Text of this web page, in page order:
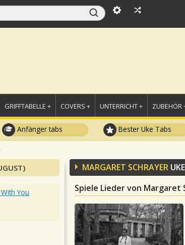
GRIFFTABELLE + COVERS + UNTERRICHT + ZUBEHÖR
Anfänger tabs Bester Uke Tabs
MARGARET SCHRAYER
Spiele Lieder von Margaret
You